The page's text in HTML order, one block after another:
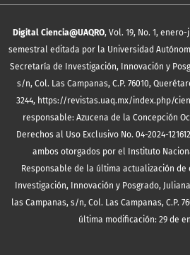
Digital Ciencia@UAQRO, Vol. 19, No. 1,
semestral editada por la Universidad
Secretaría de Investigación, Innovación y
s/n, Col. Las Campanas, C.P. 76010,
3244, https://revistas.uaq.mx/index.php/
responsable: Azucena de la Concepción
Derechos al Uso Exclusivo No. 04-2024-
ambos otorgados por el Instituto
Responsable de la última actualización de
Investigación, Innovación y Posgrado,
las Campanas, s/n, Col. Las Campanas, C.P.
última modificación: 29 de